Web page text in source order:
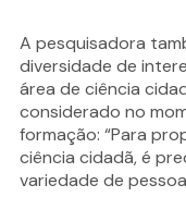
A pesquisadora
diversidade de
área de ciência
considerado no
formação: “Para
ciência cidadã, é
variedade de